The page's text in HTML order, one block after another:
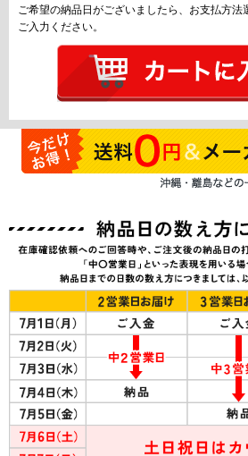
ご希望の納品日がございましたら、お支払方
ご入力ください。